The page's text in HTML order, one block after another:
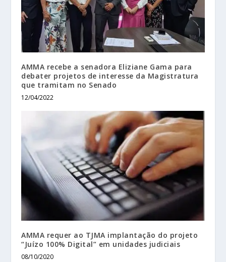
AMMA recebe a senadora Eliziane Gama para
debater projetos de interesse da Magistratura
que tramitam no Senado
12/04/2022
AMMA requer ao TJMA implantação do projeto
“Juízo 100% Digital” em unidades judiciais
08/10/2020